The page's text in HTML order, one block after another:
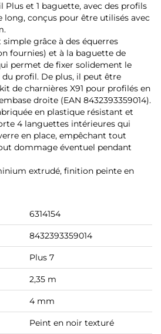
Plus et 1 baguette, avec des profils
long, conçus pour être utilisés avec
grâce à des équerres
fournies) et à la baguette de
permet de fixer solidement le
profil. De plus, il peut être
de charnières X91 pour profilés en
droite (EAN 8432393359014).
en plastique résistant et
4 languettes intérieures qui
en place, empêchant tout
dommage éventuel pendant
extrudé, finition peinte en
6314154
8432393359014
Plus 7
2,35 m
4 mm
Peint en noir texturé